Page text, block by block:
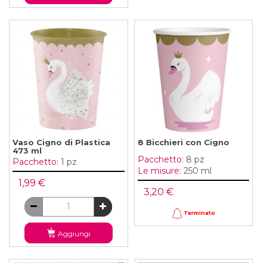
Vaso Cigno di Plastica
473 ml
Pacchetto: 1 pz
1,99 €
Aggiungi
8 Bicchieri con Cigno
Pacchetto: 8 pz
Le misure: 250 ml
3,20 €
Terminato